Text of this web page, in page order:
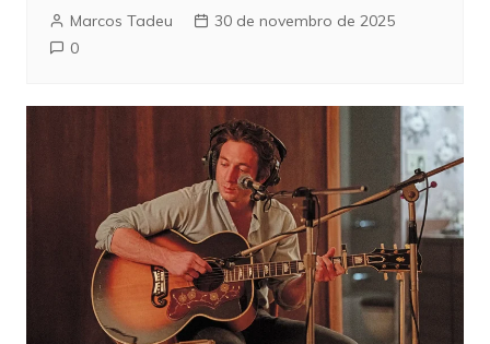
Marcos Tadeu
30 de novembro de 2025
0